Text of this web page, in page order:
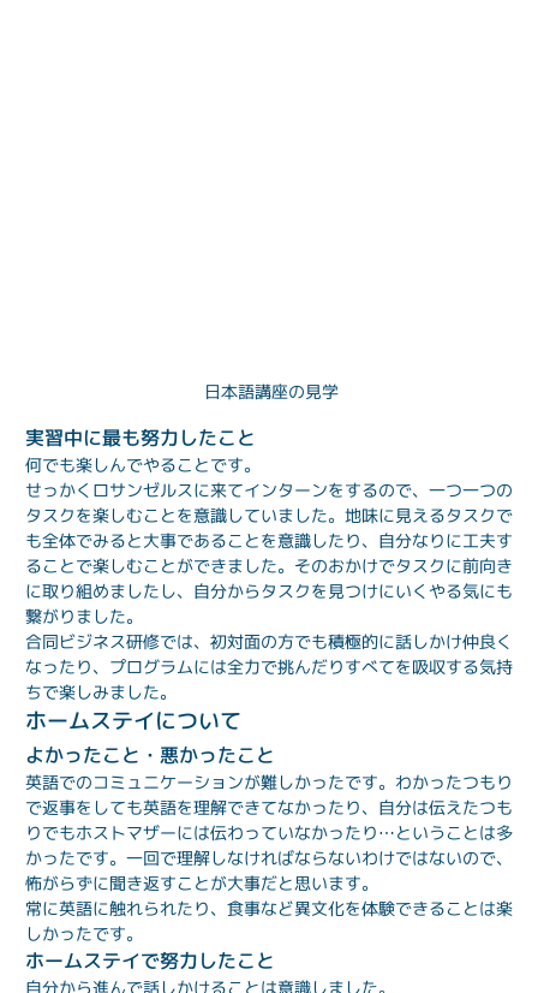
日本語講座の見学
実習中に最も努力したこと
何でも楽しんでやることです。
せっかくロサンゼルスに来てインターンをするので、一つ一つの
タスクを楽しむことを意識していました。地味に見えるタスクで
も全体でみると大事であることを意識したり、自分なりに工夫す
ることで楽しむことができました。そのおかけでタスクに前向き
に取り組めましたし、自分からタスクを見つけにいくやる気にも
繋がりました。
合同ビジネス研修では、初対面の方でも積極的に話しかけ仲良く
なったり、プログラムには全力で挑んだりすべてを吸収する気持
ちで楽しみました。
ホームステイについて
よかったこと・悪かったこと
英語でのコミュニケーションが難しかったです。わかったつもり
で返事をしても英語を理解できてなかったり、自分は伝えたつも
りでもホストマザーには伝わっていなかったり…ということは多
かったです。一回で理解しなければならないわけではないので、
怖がらずに聞き返すことが大事だと思います。
常に英語に触れられたり、食事など異文化を体験できることは楽
しかったです。
ホームステイで努力したこと
自分から進んで話しかけることは意識しました。